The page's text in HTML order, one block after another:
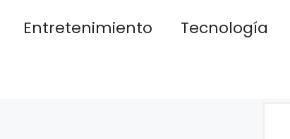
Entretenimiento Tecnología